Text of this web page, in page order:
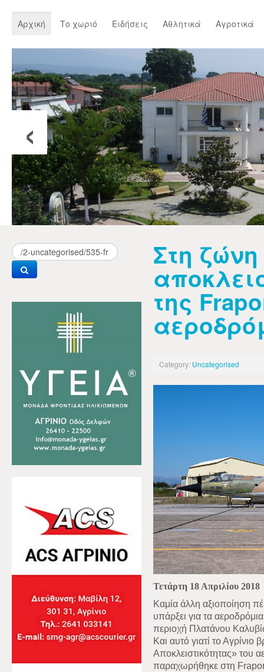
Αρχική Το χωριό Ειδήσεις Αθλητικά Αγροτικά
‹
Στη ζώνη
της
Category: Uncategorised
Τετάρτη 18 Απριλίου 2018
Καμία άλλη αξιοποίηση
υπάρξει για τα
περιοχή Πλατάνου
Και αυτό γιατί το Αγρίνιο
Αποκλειστικότητας» του
παραχωρήθηκε στη